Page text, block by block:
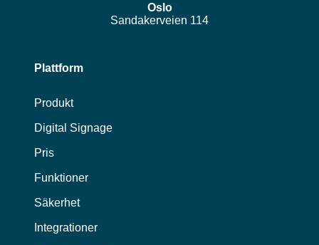
Oslo
Sandakerveien 114
Plattform
Produkt
Digital Signage
Pris
Funktioner
Säkerhet
Integrationer